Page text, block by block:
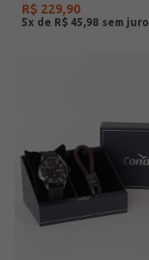
R$ 229,90
5x de R$ 45 98